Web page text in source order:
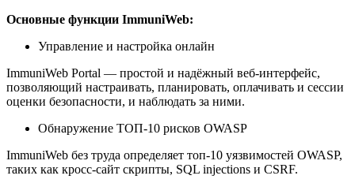
Основные функции ImmuniWeb:
Управление и настройка онлайн
ImmuniWeb Portal — простой и надёжный веб-интерфейс,
позволяющий настраивать, планировать, оплачивать и сессии
оценки безопасности, и наблюдать за ними.
Обнаружение ТОП-10 рисков OWASP
ImmuniWeb без труда определяет топ-10 уязвимостей OWASP,
таких как кросс-сайт скрипты, SQL injections и CSRF.